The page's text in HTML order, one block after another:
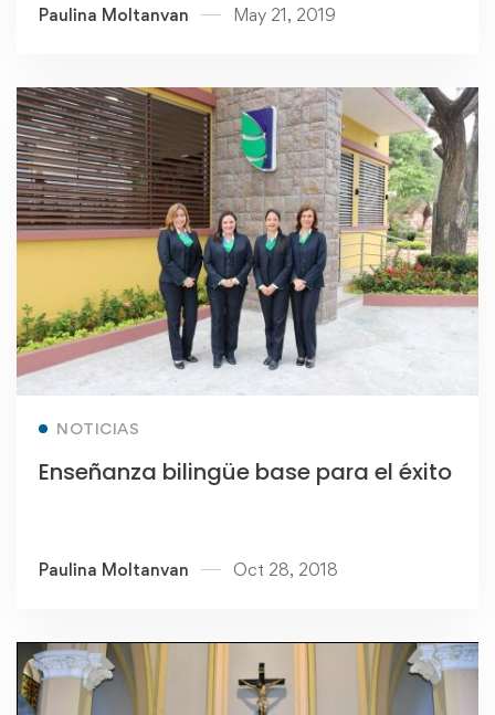
Paulina Moltanvan May 21, 2019
NOTICIAS
Enseñanza bilingüe base para el éxito
Paulina Moltanvan Oct 28, 2018